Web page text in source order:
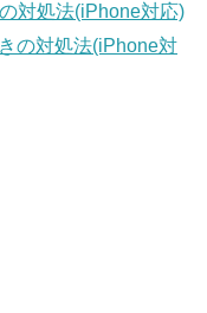
対処法(iPhone対応)
の対処法(iPhone対